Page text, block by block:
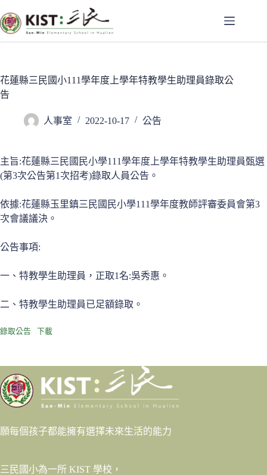
至
主
容
花蓮縣三民國小111學年度上學年特教學生助理員錄取公
告
人事室 2022-10-17 公告
主旨:花蓮縣三民國民小學111學年度上學年特教學生助理員甄選
(第3次公告第1次招考)錄取人員公告。
依據:花蓮縣玉里鎮三民國民小學111學年度教師評審委員會第3
次會議議決。
公告事項:
一、特教學生助理員，正取1名:吳秀惠。
二、特教學生助理員已足額錄取。
錄取公告 下載
願每個孩子都能擁有選擇未來生活的能力
三民國小為一所 KIST 學校，